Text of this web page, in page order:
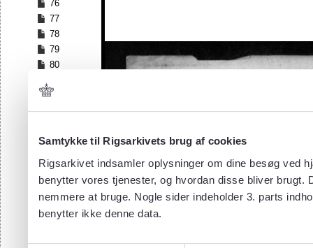
Samtykke til Rigsarkivets brug af cookies
Rigsarkivet indsamler oplysninger om dine besøg ved
benytter vores tjenester, og hvordan disse bliver
nemmere at bruge. Nogle sider indeholder 3. parts
benytter ikke denne data.
76
77
78
79
80
82
83
85
87
88
89
90